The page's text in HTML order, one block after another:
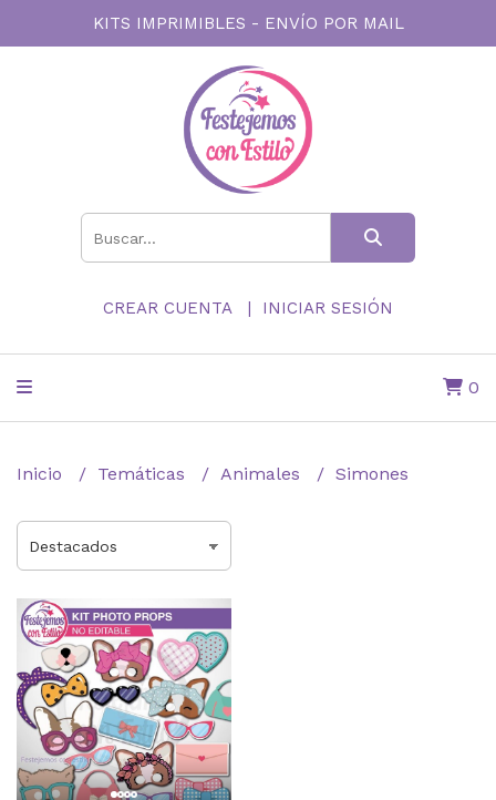
KITS IMPRIMIBLES - ENVÍO POR MAIL
CREAR CUENTA INICIAR SESIÓN
0
Inicio Temáticas Animales Simones